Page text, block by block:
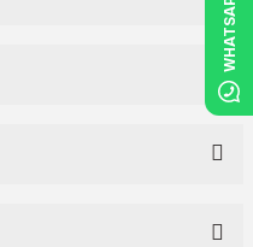
sorulmamış.
WHATSAPP